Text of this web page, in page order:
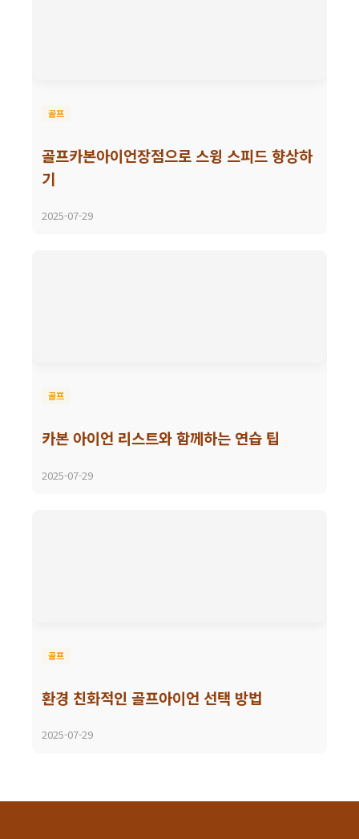
골프
골프카본아이언장점으로 스윙 스피드 향상하
기
2025-07-29
골프
카본 아이언 리스트와 함께하는 연습 팁
2025-07-29
골프
환경 친화적인 골프아이언 선택 방법
2025-07-29